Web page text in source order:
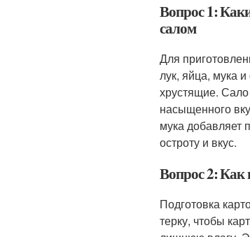
Вопрос 1:
салом
Для
лук, яйца, мука
хрустящие.
насыщенного
мука добавляет
остроту и вкус.
Вопрос 2: Как
Подготовка
терку, чтобы